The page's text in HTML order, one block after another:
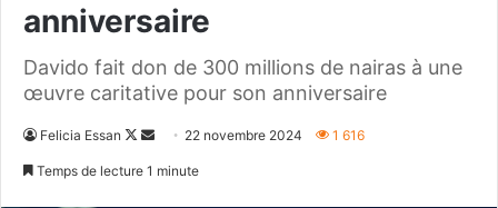
anniversaire
Davido fait don de 300 millions de nairas à une
œuvre caritative pour son anniversaire
Felicia Essan
Follow
Envoyer22 novembre 2024 1 616
Temps de lecture 1 minute